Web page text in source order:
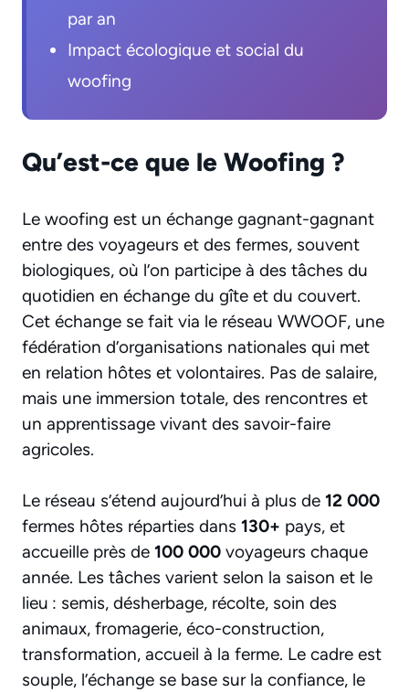
par an
Impact écologique et social du
woofing
Qu’est-ce que le Woofing ?
Le woofing est un échange gagnant-gagnant
entre des voyageurs et des fermes, souvent
biologiques, où l’on participe à des tâches du
quotidien en échange du gîte et du couvert.
Cet échange se fait via le réseau WWOOF, une
fédération d’organisations nationales qui met
en relation hôtes et volontaires. Pas de salaire,
mais une immersion totale, des rencontres et
un apprentissage vivant des savoir-faire
agricoles.
Le réseau s’étend aujourd’hui à plus de 12 000
fermes hôtes réparties dans 130+ pays, et
accueille près de 100 000 voyageurs chaque
année. Les tâches varient selon la saison et le
lieu : semis, désherbage, récolte, soin des
animaux, fromagerie, éco-construction,
transformation, accueil à la ferme. Le cadre est
souple, l’échange se base sur la confiance, le